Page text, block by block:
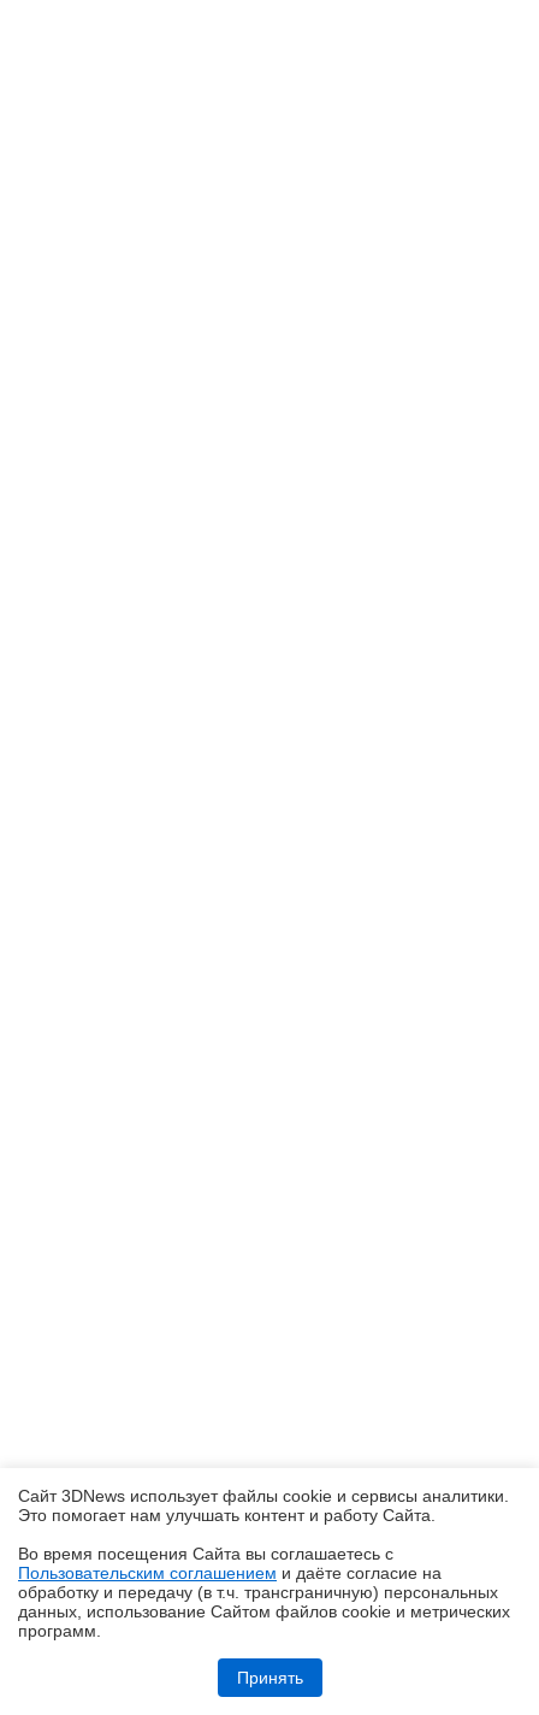
Обзор игрового QD-OLED WQHD-монитора Acer Predator X27U W1:
Сайт 3DNews использует файлы cookie и сервисы аналитики.
Это помогает нам улучшать контент и работу Cайта.
Во время посещения Cайта вы соглашаетесь с
Пользовательским соглашением и даёте согласие на
обработку и передачу (в т.ч. трансграничную) персональных
данных, использование Cайтом файлов cookie и метрических
программ.
Принять